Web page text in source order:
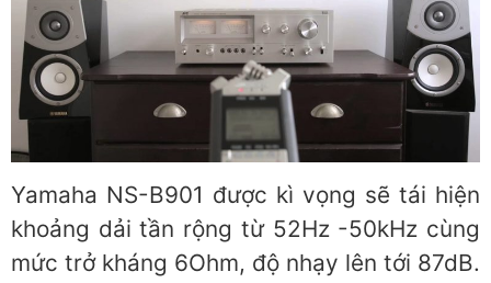
Yamaha NS-B901 được kì vọng sẽ tái hiện
khoảng dải tần rộng từ 52Hz -50kHz cùng
mức trở kháng 6Ohm, độ nhạy lên tới 87dB.